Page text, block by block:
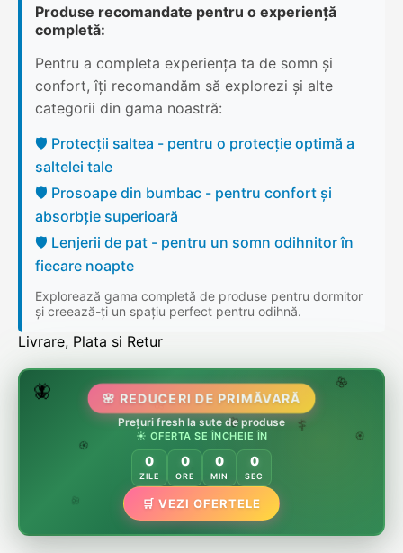
Produse recomandate pentru o experiență
completă:
Pentru a completa experiența ta de somn și
confort, îți recomandăm să explorezi și alte
categorii din gama noastră:
🛡️ Protecții saltea - pentru o protecție optimă a
saltelei tale
🛡️ Prosoape din bumbac - pentru confort și
absorbție superioară
🛡️ Lenjerii de pat - pentru un somn odihnitor în
fiecare noapte
Explorează gama completă de produse pentru dormitor
și creează-ți un spațiu perfect pentru odihnă.
Livrare, Plata si Retur
🌸
🌿
🌸
🏵️
🌷
🦋 🌸 REDUCERI DE PRIMĂVARĂ
Prețuri fresh la sute de produse
☀️ OFERTA SE ÎNCHEIE ÎN
0
ZILE
0
ORE
0
MIN
0
SEC
🛒 VEZI OFERTELE